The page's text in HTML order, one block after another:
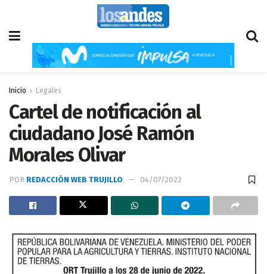
Inicio Legales
Cartel de notificación al
ciudadano José Ramón
Morales Olivar
POR REDACCIÓN WEB TRUJILLO 04/07/2022